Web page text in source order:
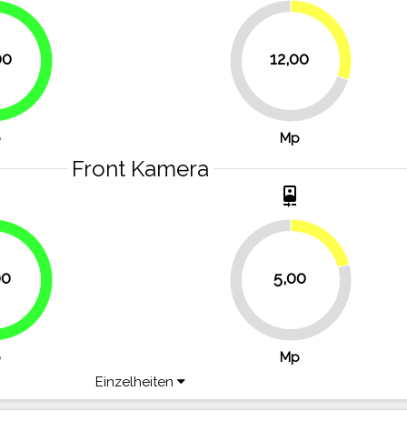
50% 12,00
70%
30%
Mp
Front Kamera
66.7%
camera_front
5,00
79.2%
20.8%
Mp
Einzelheiten